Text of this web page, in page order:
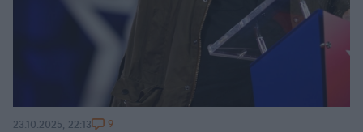
23.10.2025, 22:13 9